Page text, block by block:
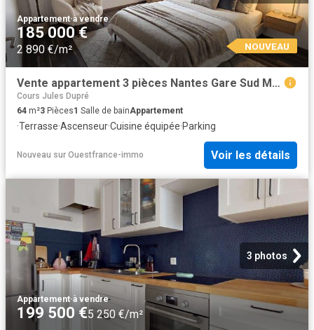
Appartement·à vendre
185 000 €
2 890 €/m² NOUVEAU
Vente appartement 3 pièces Nantes Gare Sud Malakoff 44
Cours Jules Dupré
64 m²3 Pièces1 Salle de bainAppartement
·Terrasse·Ascenseur·Cuisine équipée·Parking
Nouveau sur Ouestfrance-immo Voir les détails
3 photos
Appartement·à vendre
199 500 €5 250 €/m²